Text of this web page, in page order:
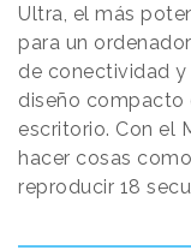
Ultra, el más
para un
de conectividad y
diseño compacto
escritorio. Con el
hacer cosas
reproducir 18